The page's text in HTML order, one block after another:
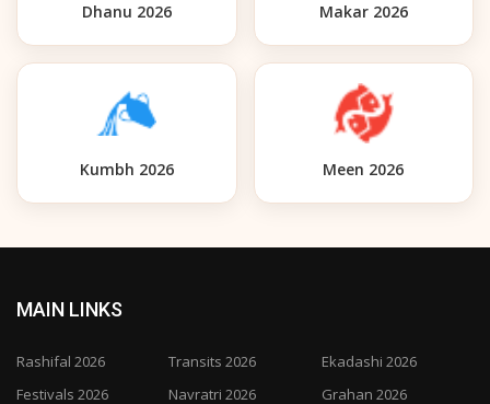
Dhanu 2026 Makar 2026
Kumbh 2026 Meen 2026
MAIN LINKS
Rashifal 2026 Transits 2026
Ekadashi 2026
Festivals 2026
Navratri 2026 Grahan 2026